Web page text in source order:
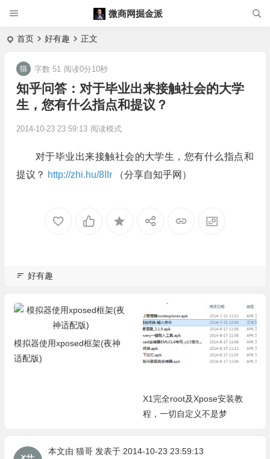
微商网掘金派
首页 好有趣 正文
知乎问答：对于毕业出来接触社会的大学
生，您有什么指点和提议？
2014-10-23 23:59:13
字数 51 阅读0分10秒
阅读模式
对于毕业出来接触社会的大学生，您有什么指点和
提议？ http://zhi.hu/8IIr（分享自知乎网）
好有趣
模拟器使用xposed框架(夜神
适配版)
X1完全root及Xpose安装教
程，一切自定义不是梦
本文由 猫哥发表于 2014-10-23 23:59:13